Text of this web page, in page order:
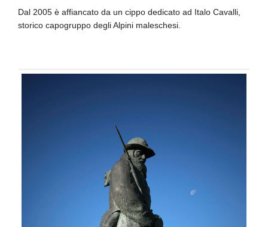
Dal 2005 è affiancato da un cippo dedicato ad Italo Cavalli,
storico capogruppo degli Alpini maleschesi.